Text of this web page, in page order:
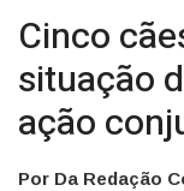
Cinco
situação
ação
Por Da Redação